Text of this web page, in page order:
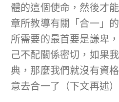
體的這個使命，然後才
章所教導有關「合一」
所需要的最首要是謙卑
己不配關係密切，如果
典，那麼我們就沒有資
意去合一了（下文再述）